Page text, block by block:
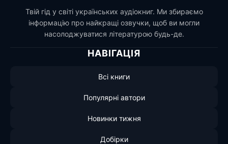
Твій гід у світі українських аудіокниг. Ми збираємо
інформацію про найкращі озвучки, щоб ви могли
насолоджуватися літературою будь-де.
НАВІГАЦІЯ
Всі книги
Популярні автори
Новинки тижня
Добірки